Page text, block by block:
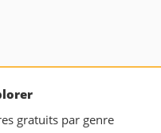
gratuits par genre